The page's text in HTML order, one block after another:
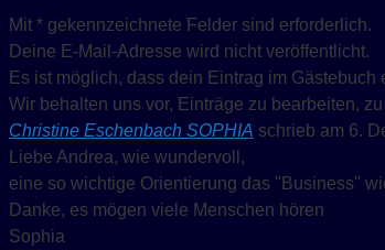
Mit * gekennzeichnete Felder sind erforderlich.
Deine E-Mail-Adresse wird nicht veröffentlicht.
Es ist möglich, dass dein Eintrag im
Wir behalten uns vor, Einträge zu bearbeiten,
Christine Eschenbach SOPHIA schrieb am 6.
Liebe Andrea, wie wundervoll,
eine so wichtige Orientierung das "Business"
Danke, es mögen viele Menschen hören
Sophia